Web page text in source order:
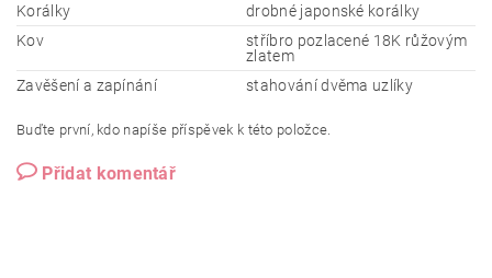
Korálky
drobné japonské korálky
Kov
stříbro pozlacené 18K růžovým
zlatem
Zavěšení a zapínání
stahování dvěma uzlíky
Buďte první, kdo napíše příspěvek k této položce.
Přidat komentář